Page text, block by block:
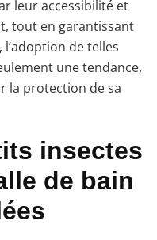
leur accessibilité et
tout en garantissant
de telles
une tendance,
la protection de sa
insectes
de bain